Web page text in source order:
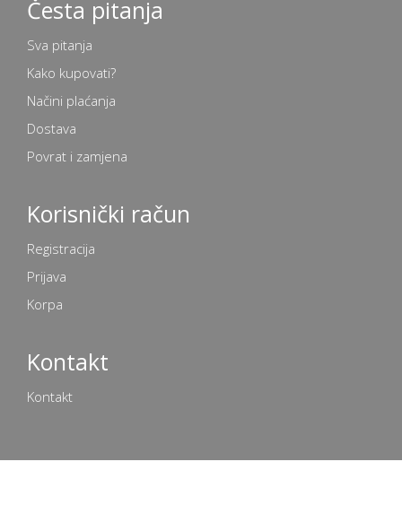
Česta pitanja
Sva pitanja
Kako kupovati?
Načini plaćanja
Dostava
Povrat i zamjena
Korisnički račun
Registracija
Prijava
Korpa
Kontakt
Kontakt